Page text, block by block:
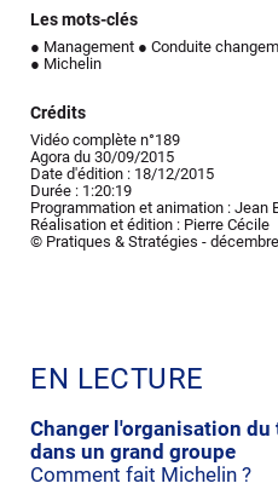
Les mots-clés
● Management ● Conduite
● Michelin
Crédits
Vidéo complète n°189
Agora du 30/09/2015
Date d'édition : 18/12/2015
Durée : 1:20:19
Programmation et animation : Jean
Réalisation et édition : Pierre Cécile
© Pratiques & Stratégies -
EN LECTURE
Changer l'organisation
dans un grand groupe
Comment fait Michelin ?